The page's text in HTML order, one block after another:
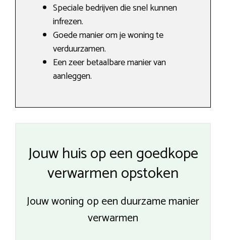
Speciale bedrijven die snel kunnen
infrezen.
Goede manier om je woning te
verduurzamen.
Een zeer betaalbare manier van
aanleggen.
Jouw huis op een goedkope
verwarmen opstoken
Jouw woning op een duurzame manier
verwarmen